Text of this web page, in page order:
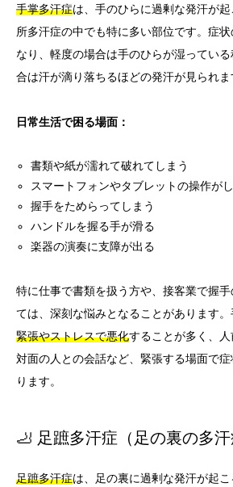
手掌多汗症は、手のひらに過剰な発汗が
所多汗症の中でも特に多い部位です。症
なり、軽度の場合は手のひらが湿ってい
合は汗が滴り落ちるほどの発汗が見られま
日常生活で困る場面：
書類や紙が濡れて破れてしまう
スマートフォンやタブレットの操作が
握手をためらってしまう
ハンドルを握る手が滑る
楽器の演奏に支障が出る
特に仕事で書類を扱う方や、接客業で握
ては、深刻な悩みとなることがあります
緊張やストレスで悪化することが多く、
対面の人との会話など、緊張する場面で
ります。
🦶 足蹠多汗症（足の裏の多汗
足蹠多汗症は、足の裏に過剰な発汗が起